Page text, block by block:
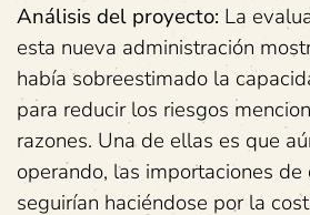
Análisis del proyecto: La
esta nueva administración
había sobreestimado la
para reducir los riesgos
razones. Una de ellas es que
operando, las importaciones
seguirían haciéndose por la